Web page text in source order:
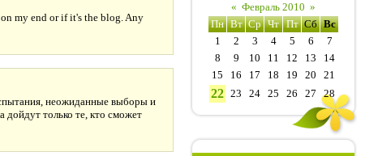
my end or if it's the blog. Any
неожиданные выборы и
дойдут только те, кто сможет
« Февраль 2010 »
Пн Вт Ср Чт Пт Сб Вс
1
2 3 4 5 6
7
8
9 10 11 12 13
14
15
16 17 18 19 20 21
22 23 24 25 26 27 28